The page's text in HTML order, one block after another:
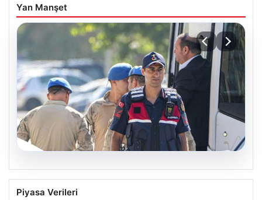
Yan Manşet
Menderes Belediye Başkanı İlkay Çiçek
ve 15 Şüpheli Hakkında Tutuklama
Piyasa Verileri